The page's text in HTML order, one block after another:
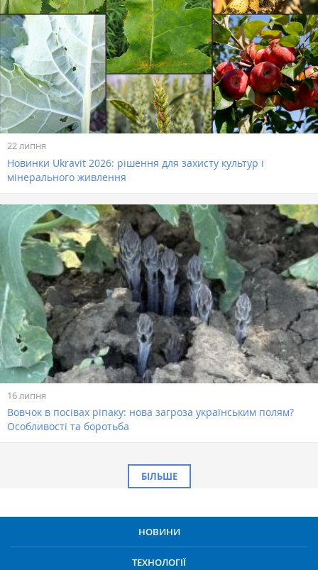
22 липня
Новинки Ukravit 2026: рішення для захисту культур і
мінерального живлення
16 липня
Вовчок в посівах ріпаку: нова загроза українським полям?
Особливості та боротьба
БІЛЬШЕ
НОВИНИ
ТЕХНОЛОГІЇ